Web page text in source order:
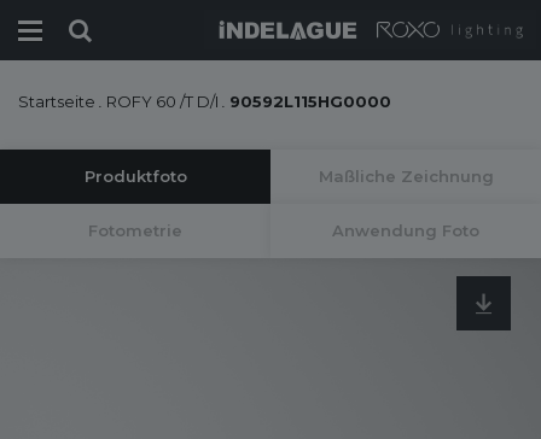
Startseite ROFY 60 /T D/I 90592L115HG0000
Produktfoto Maßliche Zeichnung
Fotometrie Anwendung Foto